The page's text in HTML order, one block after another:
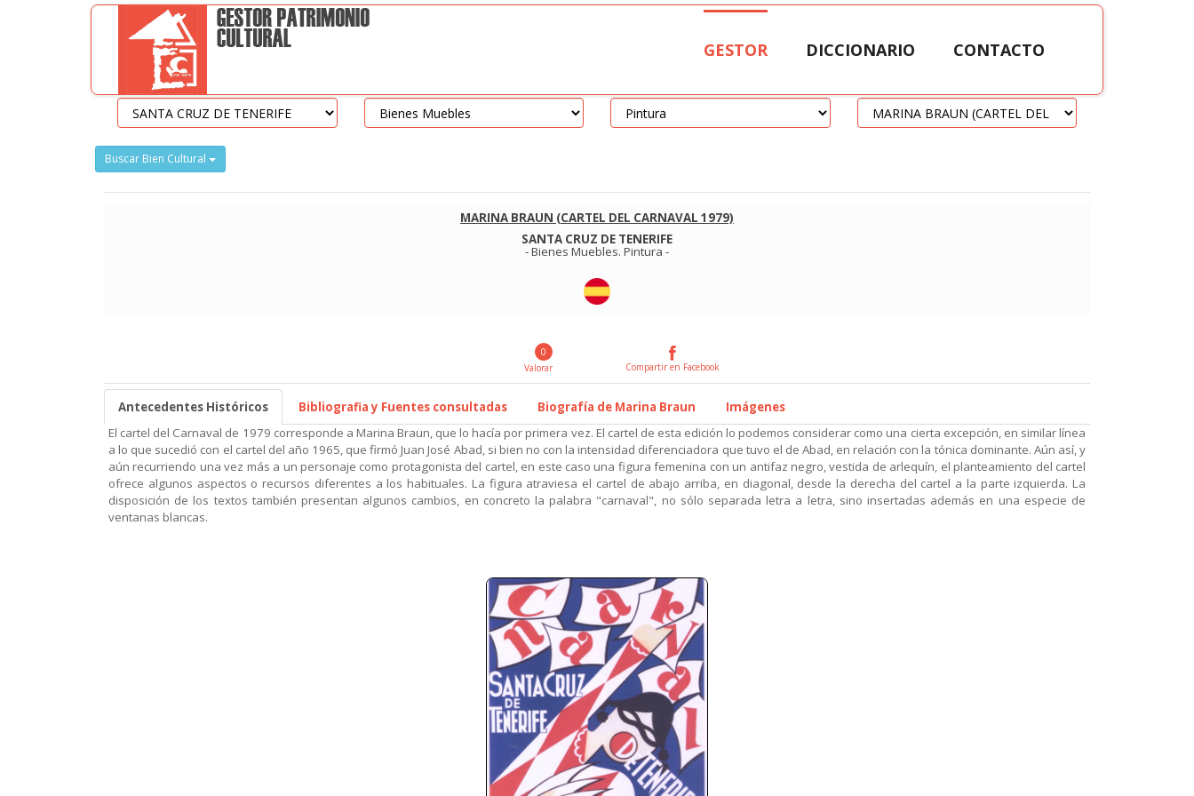
GESTOR DICCIONARIO CONTACTO
Buscar Bien Cultural
MARINA BRAUN (CARTEL DEL CARNAVAL 1979)
SANTA CRUZ DE TENERIFE
-Bienes Muebles. Pintura -
0
Valorar
Compartir en Facebook
Antecedentes Históricos Bibliografia y Fuentes consultadas Biografía de Marina Braun
Imágenes
El cartel del Carnaval de 1979 corresponde a Marina Braun, que lo hacía por primera vez. El cartel de esta edición lo podemos considerar como una cierta excepción, en similar línea
a lo que sucedió con el cartel del año 1965, que firmó Juan José Abad, si bien no con la intensidad diferenciadora que tuvo el de Abad, en relación con la tónica dominante. Aún así, y
aún recurriendo una vez más a un personaje como protagonista del cartel, en este caso una figura femenina con un antifaz negro, vestida de arlequín, el planteamiento del cartel
ofrece algunos aspectos o recursos diferentes a los habituales. La figura atraviesa el cartel de abajo arriba, en diagonal, desde la derecha del cartel a la parte izquierda. La
disposición de los textos también presentan algunos cambios, en concreto la palabra "carnaval", no sólo separada letra a letra, sino insertadas además en una especie de
ventanas blancas.